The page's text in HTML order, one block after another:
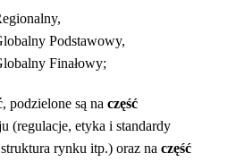
Podstawowy,
Finałowy;
podzielone są na część
(regulacje, etyka i standardy
rynku itp.) oraz na część